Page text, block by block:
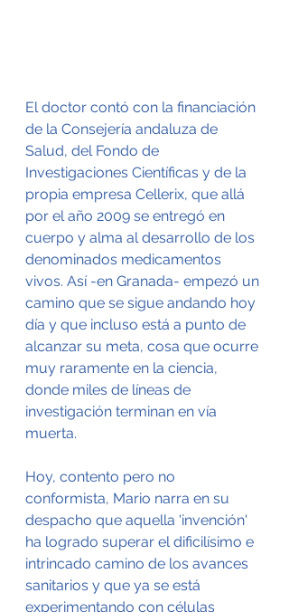
El doctor contó con la financiación
de la Consejería andaluza de
Salud, del Fondo de
Investigaciones Científicas y de la
propia empresa Cellerix, que allá
por el año 2009 se entregó en
cuerpo y alma al desarrollo de los
denominados medicamentos
vivos. Así -en Granada- empezó un
camino que se sigue andando hoy
día y que incluso está a punto de
alcanzar su meta, cosa que ocurre
muy raramente en la ciencia,
donde miles de líneas de
investigación terminan en vía
muerta.
Hoy, contento pero no
conformista, Mario narra en su
despacho que aquella 'invención'
ha logrado superar el dificilísimo e
intrincado camino de los avances
sanitarios y que ya se está
experimentando con células